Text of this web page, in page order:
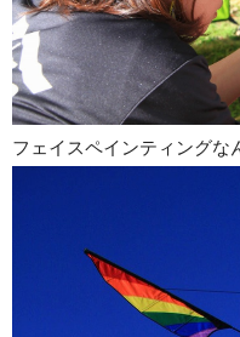
フェイスペインティングな